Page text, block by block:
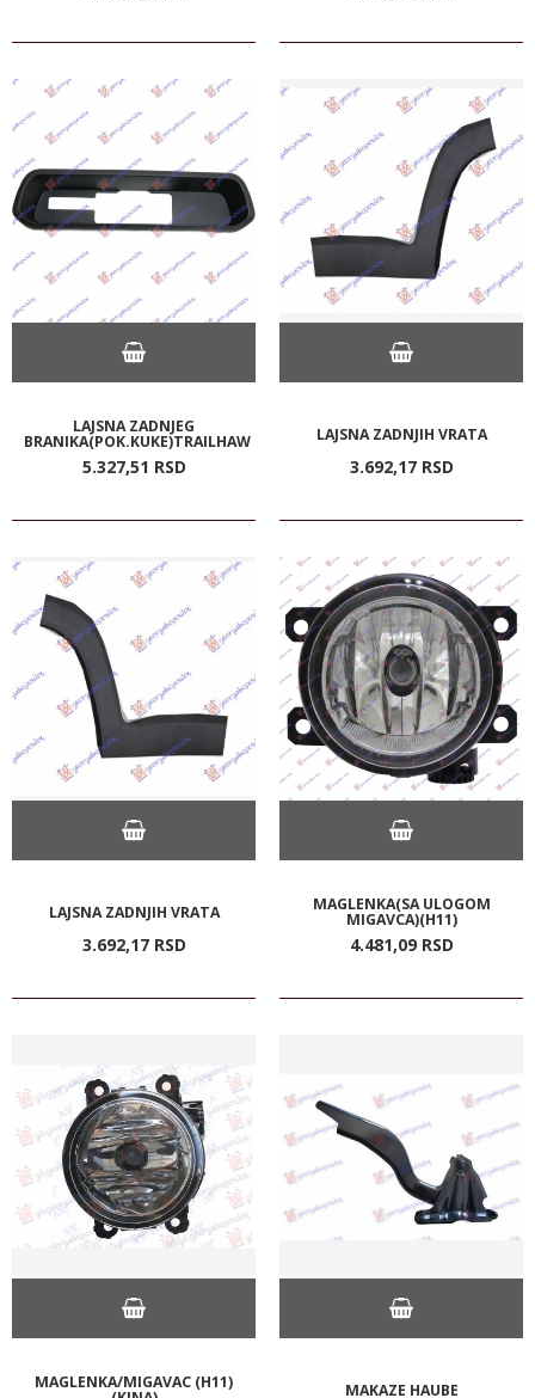
LAJSNA ZADNJEG
BRANIKA(POK.KUKE)TRAILHAW
5.327,51 RSD
LAJSNA ZADNJIH VRATA
3.692,17 RSD
LAJSNA ZADNJIH VRATA
3.692,17 RSD
MAGLENKA(SA ULOGOM
MIGAVCA)(H11)
4.481,09 RSD
MAGLENKA/MIGAVAC (H11) MAKAZE HAUBE